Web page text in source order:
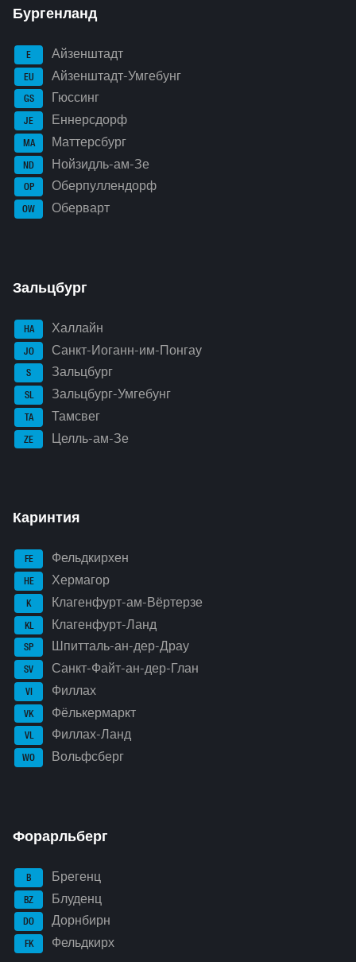
Бургенланд
E Айзенштадт
EU Айзенштадт-Умгебунг
GS Гюссинг
JE Еннерсдорф
MA Маттерсбург
ND Нойзидль-ам-Зе
OP Оберпуллендорф
OW Оберварт
Зальцбург
HA Халлайн
JO Санкт-Иоганн-им-Понгау
S Зальцбург
SL Зальцбург-Умгебунг
TA Тамсвег
ZE Целль-ам-Зе
Каринтия
FE Фельдкирхен
HE Хермагор
K Клагенфурт-ам-Вёртерзе
KL Клагенфурт-Ланд
SP Шпитталь-ан-дер-Драу
SV Санкт-Файт-ан-дер-Глан
VI Филлах
VK Фёлькермаркт
VL Филлах-Ланд
WO Вольфсберг
Форарльберг
B Брегенц
BZ Блуденц
DO Дорнбирн
FK Фельдкирх